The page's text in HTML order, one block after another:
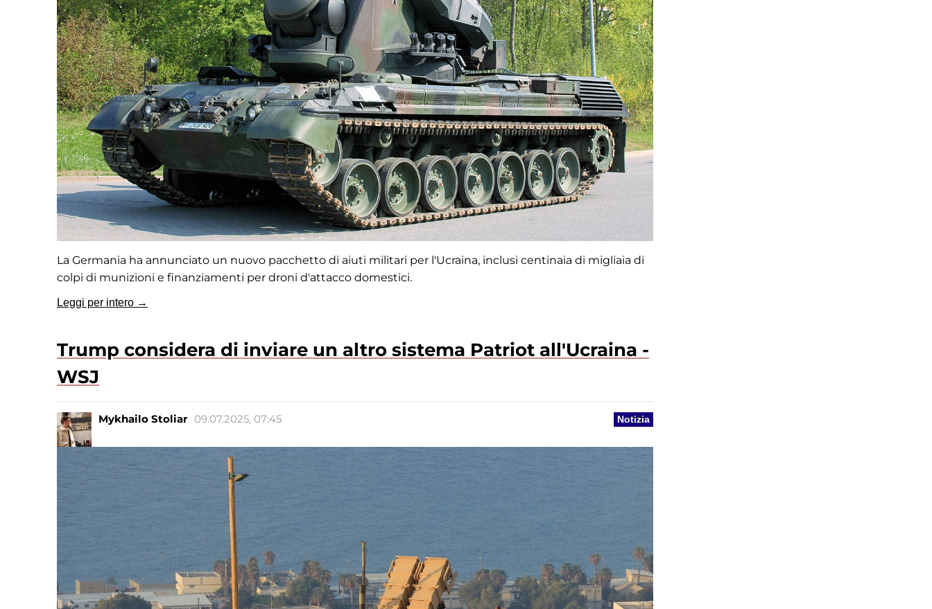
La Germania ha annunciato un nuovo pacchetto di aiuti militari per l'Ucraina, inclusi centinaia di migliaia di
colpi di munizioni e finanziamenti per droni d'attacco domestici.
Leggi per intero →
Trump considera di inviare un altro sistema Patriot all'Ucraina -
WSJ
Notizia
Mykhailo Stoliar 09.07.2025, 07:45